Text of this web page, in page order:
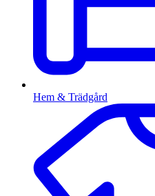
Hem & Trädgård